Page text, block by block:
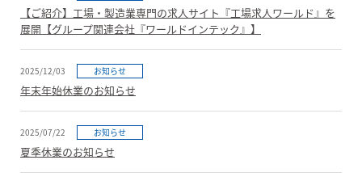
【ご紹介】工場・製造業専門の求人サイト『工場求人ワールド』を
展開【グループ関連会社『ワールドインテック』】
2025/12/03 お知らせ
年末年始休業のお知らせ
2025/07/22 お知らせ
夏季休業のお知らせ